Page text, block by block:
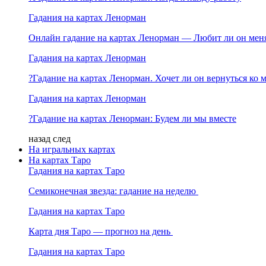
Гадания на картах Ленорман
Онлайн гадание на картах Ленорман — Любит ли он
Гадания на картах Ленорман
?Гадание на картах Ленорман. Хочет ли он вернуться ко
Гадания на картах Ленорман
?Гадание на картах Ленорман: Будем ли мы вместе
назад след
На игральных картах
На картах Таро
Гадания на картах Таро
Семиконечная звезда: гадание на неделю
Гадания на картах Таро
Карта дня Таро — прогноз на день
Гадания на картах Таро